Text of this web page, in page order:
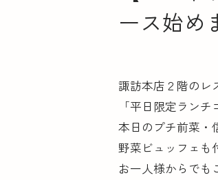
ース始め
諏訪本店２階のレ
「平日限定ラン
本日のプチ前菜・
野菜ビュッフェも
お一人様からでも